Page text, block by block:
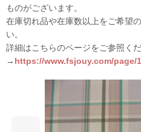
ものがございます。
在庫切れ品や在庫数以上をご希望
い。
詳細はこちらのページをご参照く
→ https://www.fsjouy.com/page/1